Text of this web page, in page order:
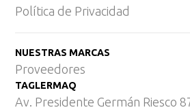
Política de Privacidad
NUESTRAS MARCAS
Proveedores
TAGLERMAQ
Av. Presidente Germán Riesco